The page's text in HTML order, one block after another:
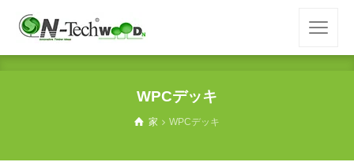
WPCデッキ
家 WPCデッキ